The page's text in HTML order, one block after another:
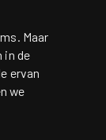
Maar
in de
ervan
we